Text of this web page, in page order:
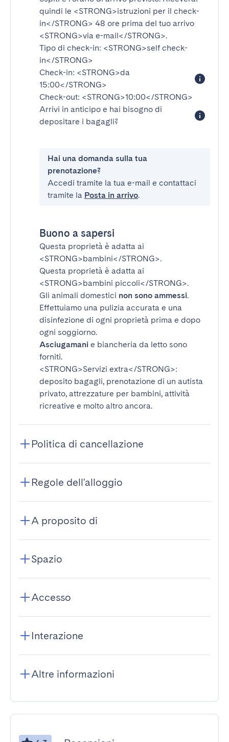
quindi le <STRONG>istruzioni per il check-
in</STRONG> 48 ore prima del tuo arrivo
<STRONG>via e-mail</STRONG>.
Tipo di check-in: <STRONG>self check-
in</STRONG>
Check-in: <STRONG>da
15:00</STRONG>
Check-out: <STRONG>10:00</STRONG>
Arrivi in anticipo e hai bisogno di
depositare i bagagli?
Hai una domanda sulla tua
prenotazione?
Accedi tramite la tua e-mail e contattaci
tramite la Posta in arrivo.
Buono a sapersi
Questa proprietà è adatta ai
<STRONG>bambini</STRONG>.
Questa proprietà è adatta ai
<STRONG>bambini piccoli</STRONG>.
Gli animali domestici non sono ammessi.
Effettuiamo una pulizia accurata e una
disinfezione di ogni proprietà prima e dopo
ogni soggiorno.
Asciugamani e biancheria da letto sono
forniti.
<STRONG>Servizi extra</STRONG>:
deposito bagagli, prenotazione di un autista
privato, attrezzature per bambini, attività
ricreative e molto altro ancora.
Politica di cancellazione
Regole dell'alloggio
A proposito di
Spazio
Accesso
Interazione
Altre informazioni